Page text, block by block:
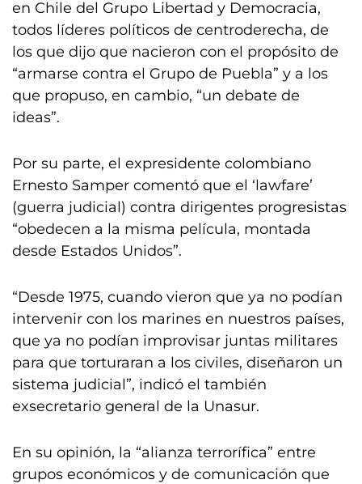
en Chile del Grupo Libertad y Democracia,
todos líderes políticos de centroderecha, de
los que dijo que nacieron con el propósito de
“armarse contra el Grupo de Puebla” y a los
que propuso, en cambio, “un debate de
ideas”.
Por su parte, el expresidente colombiano
Ernesto Samper comentó que el ‘lawfare’
(guerra judicial) contra dirigentes progresistas
“obedecen a la misma película, montada
desde Estados Unidos”.
“Desde 1975, cuando vieron que ya no podían
intervenir con los marines en nuestros países,
que ya no podían improvisar juntas militares
para que torturaran a los civiles, diseñaron un
sistema judicial”, indicó el también
exsecretario general de la Unasur.
En su opinión, la “alianza terrorífica” entre
grupos económicos y de comunicación que